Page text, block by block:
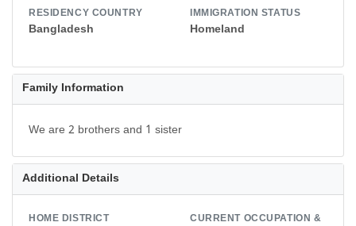
RESIDENCY COUNTRY
Bangladesh
IMMIGRATION STATUS
Homeland
Family Information
We are 2 brothers and 1 sister
Additional Details
HOME DISTRICT
CURRENT OCCUPATION &